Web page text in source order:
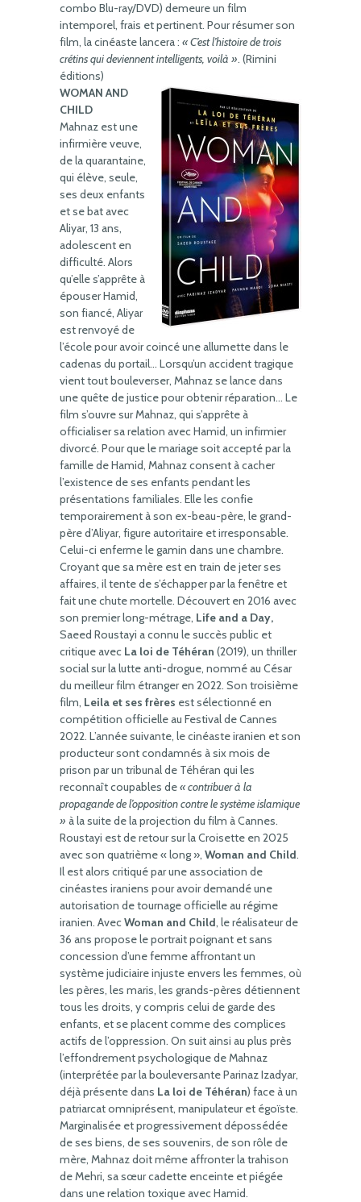
combo Blu-ray/DVD) demeure un film
intemporel, frais et pertinent. Pour résumer son
film, la cinéaste lancera : « C’est l’histoire de trois
crétins qui deviennent intelligents, voilà ». (Rimini
éditions)
WOMAN AND
CHILD
Mahnaz est une
infirmière veuve,
de la quarantaine,
qui élève, seule,
ses deux enfants
et se bat avec
Aliyar, 13 ans,
adolescent en
difficulté. Alors
qu’elle s’apprête à
épouser Hamid,
son fiancé, Aliyar
est renvoyé de
l’école pour avoir coincé une allumette dans le
cadenas du portail… Lorsqu’un accident tragique
vient tout bouleverser, Mahnaz se lance dans
une quête de justice pour obtenir réparation… Le
film s’ouvre sur Mahnaz, qui s’apprête à
officialiser sa relation avec Hamid, un infirmier
divorcé. Pour que le mariage soit accepté par la
famille de Hamid, Mahnaz consent à cacher
l’existence de ses enfants pendant les
présentations familiales. Elle les confie
temporairement à son ex-beau-père, le grand-
père d’Aliyar, figure autoritaire et irresponsable.
Celui-ci enferme le gamin dans une chambre.
Croyant que sa mère est en train de jeter ses
affaires, il tente de s’échapper par la fenêtre et
fait une chute mortelle. Découvert en 2016 avec
son premier long-métrage, Life and a Day,
Saeed Roustayi a connu le succès public et
critique avec La loi de Téhéran (2019), un thriller
social sur la lutte anti-drogue, nommé au César
du meilleur film étranger en 2022. Son troisième
film, Leila et ses frères est sélectionné en
compétition officielle au Festival de Cannes
2022. L’année suivante, le cinéaste iranien et son
producteur sont condamnés à six mois de
prison par un tribunal de Téhéran qui les
reconnaît coupables de« contribuer à la
propagande de l’opposition contre le système islamique
» à la suite de la projection du film à Cannes.
Roustayi est de retour sur la Croisette en 2025
avec son quatrième « long », Woman and Child.
Il est alors critiqué par une association de
cinéastes iraniens pour avoir demandé une
autorisation de tournage officielle au régime
iranien. AvecWoman and Child, le réalisateur de
36 ans propose le portrait poignant et sans
concession d’une femme affrontant un
système judiciaire injuste envers les femmes, où
les pères, les maris, les grands-pères détiennent
tous les droits, y compris celui de garde des
enfants, et se placent comme des complices
actifs de l’oppression. On suit ainsi au plus près
l’effondrement psychologique de Mahnaz
(interprétée par la bouleversante Parinaz Izadyar,
déjà présente dans La loi de Téhéran) face à un
patriarcat omniprésent, manipulateur et égoïste.
Marginalisée et progressivement dépossédée
de ses biens, de ses souvenirs, de son rôle de
mère, Mahnaz doit même affronter la trahison
de Mehri, sa sœur cadette enceinte et piégée
dans une relation toxique avec Hamid.